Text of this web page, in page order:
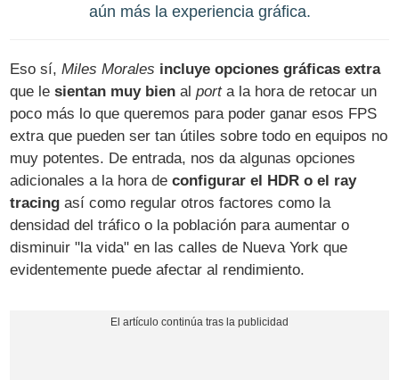
aún más la experiencia gráfica.
Eso sí,Miles Morales incluye opciones gráficas extra
que lesientan muy bien alporta la hora de retocar un
poco más lo que queremos para poder ganar esos FPS
extra que pueden ser tan útiles sobre todo en equipos no
muy potentes. De entrada, nos da algunas opciones
adicionales a la hora deconfigurar el HDR o el ray
tracing así como regular otros factores como la
densidad del tráfico o la población para aumentar o
disminuir "la vida" en las calles de Nueva York que
evidentemente puede afectar al rendimiento.